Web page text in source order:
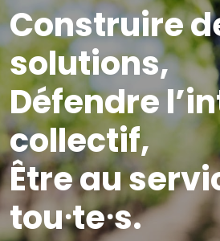
Construire
solutions,
Défendre
collectif,
Être au
tou⸱te⸱s.